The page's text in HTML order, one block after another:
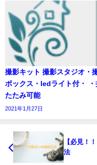
撮影キット 撮影スタジオ・
ボックス・ledライト付・ ・
たたみ可能
2021年1月27日
【必見！
法